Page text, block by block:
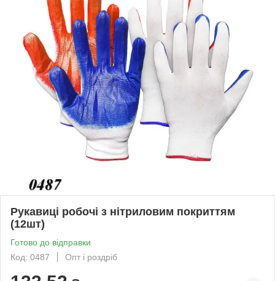
Рукавиці робочі з нітриловим покриттям
(12шт)
Готово до відправки
Код: 0487
Опт і роздріб